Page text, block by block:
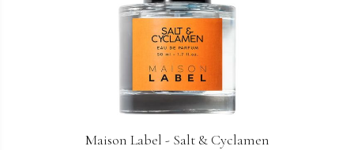
Maison Label - Salt & Cyclamen